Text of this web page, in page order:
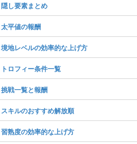
隠し要素まとめ
太平値の報酬
境地レベルの効率的な上げ方
トロフィー条件一覧
挑戦一覧と報酬
スキルのおすすめ解放順
習熟度の効率的な上げ方